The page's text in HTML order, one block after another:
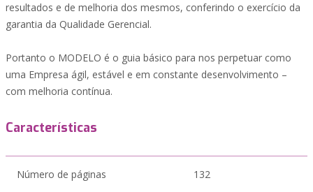
resultados e de melhoria dos mesmos, conferindo o exercício da
garantia da Qualidade Gerencial.
Portanto o MODELO é o guia básico para nos perpetuar como
uma Empresa ágil, estável e em constante desenvolvimento –
com melhoria contínua.
Características
Número de páginas 132